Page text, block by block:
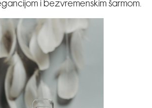
i bezvremenskim šarmom.